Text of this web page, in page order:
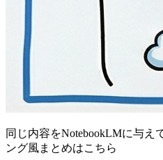
同じ内容をNotebookLMに与え
ング風まとめはこちら